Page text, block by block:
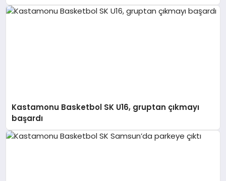
Kastamonu Basketbol SK U16, gruptan çıkmayı
başardı